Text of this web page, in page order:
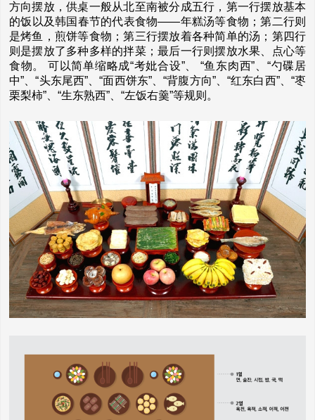
方向摆放，供桌一般从北至南被分成五行，第一行摆放基本
的饭以及韩国春节的代表食物——年糕汤等食物；第二行则
是烤鱼，煎饼等食物；第三行摆放着各种简单的汤；第四行
则是摆放了多种多样的拌菜；最后一行则摆放水果、点心等
食物。 可以简单缩略成“考妣合设”、 “鱼东肉西”、“勺碟居
中”、“头东尾西”、“面西饼东”、“背腹方向”、“红东白西”、“枣
栗梨柿”、“生东熟西”、“左饭右羹”等规则。